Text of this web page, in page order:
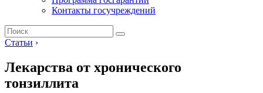
Контакты госучреждений
Статьи ›
Лекарства от хронического
тонзиллита